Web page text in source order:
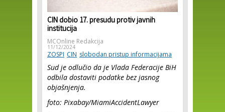
CIN dobio 17. presudu protiv javnih
institucija
MCOnline Redakcija
11/12/2024
ZOSPI CIN slobodan pristup informacijama
Sud je odlučio da je Vlada Federacije BiH
odbila dostaviti podatke bez jasnog
objašnjenja.
foto: Pixabay/MiamiAccidentLawyer